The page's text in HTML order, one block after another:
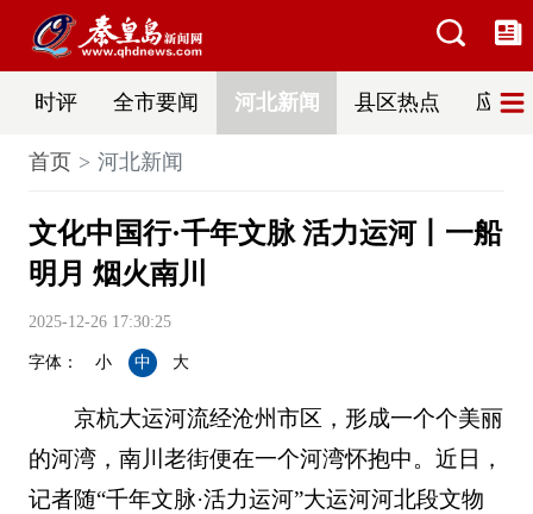
时评 全市要闻 河北新闻 县区热点 应急
首页 河北新闻
文化中国行·千年文脉 活力运河丨一船
明月 烟火南川
2025-12-26 17:30:25
字体： 小 中 大
京杭大运河流经沧州市区，形成一个个美丽
的河湾，南川老街便在一个河湾怀抱中。近日，
记者随“千年文脉·活力运河”大运河河北段文物